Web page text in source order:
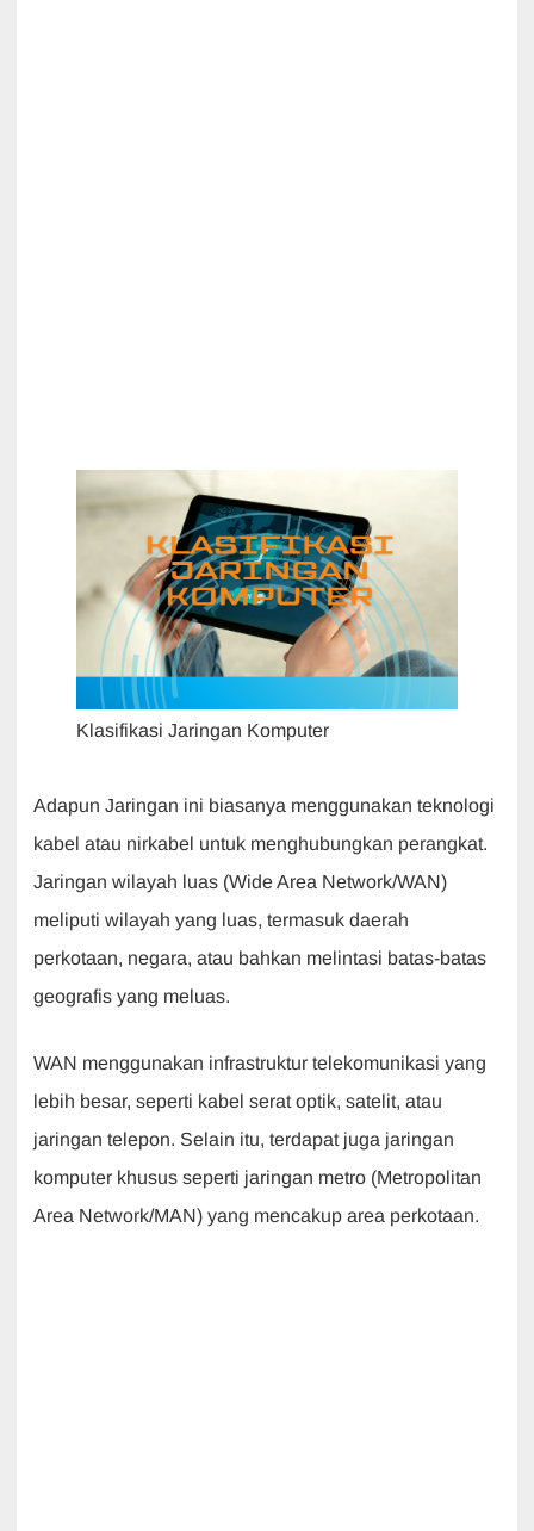
Klasifikasi Jaringan Komputer
Adapun Jaringan ini biasanya menggunakan teknologi
kabel atau nirkabel untuk menghubungkan perangkat.
Jaringan wilayah luas (Wide Area Network/WAN)
meliputi wilayah yang luas, termasuk daerah
perkotaan, negara, atau bahkan melintasi batas-batas
geografis yang meluas.
WAN menggunakan infrastruktur telekomunikasi yang
lebih besar, seperti kabel serat optik, satelit, atau
jaringan telepon. Selain itu, terdapat juga jaringan
komputer khusus seperti jaringan metro (Metropolitan
Area Network/MAN) yang mencakup area perkotaan.